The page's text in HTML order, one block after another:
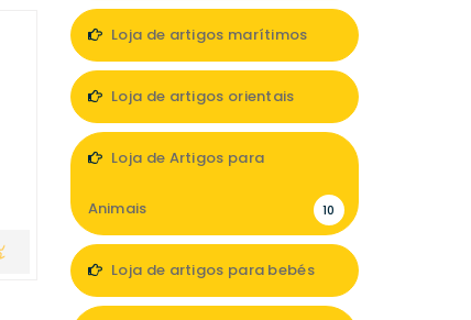
Loja de artigos marítimos
Loja de artigos orientais
Loja de Artigos para
Animais 10
Loja de artigos para bebés